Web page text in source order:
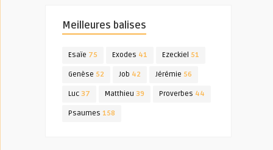
Meilleures balises
Esaïe 75 Exodes 41 Ezeckiel 51
Genèse 52 Job 42 Jérémie 56
Luc 37 Matthieu 39 Proverbes 44
Psaumes 158